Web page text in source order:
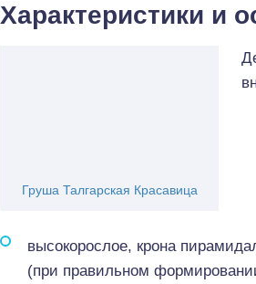
Характеристики и
Груша Талгарская Красавица
высокорослое, крона
(при правильном